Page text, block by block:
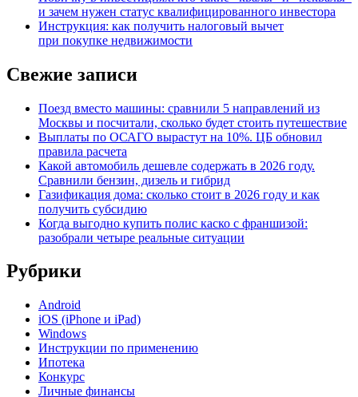
и зачем нужен статус квалифицированного инвестора
Инструкция: как получить налоговый вычет
при покупке недвижимости
Свежие записи
Поезд вместо машины: сравнили 5 направлений из
Москвы и посчитали, сколько будет стоить путешествие
Выплаты по ОСАГО вырастут на 10%. ЦБ обновил
правила расчета
Какой автомобиль дешевле содержать в 2026 году.
Сравнили бензин, дизель и гибрид
Газификация дома: сколько стоит в 2026 году и как
получить субсидию
Когда выгодно купить полис каско с франшизой:
разобрали четыре реальные ситуации
Рубрики
Android
iOS (iPhone и iPad)
Windows
Инструкции по применению
Ипотека
Конкурс
Личные финансы